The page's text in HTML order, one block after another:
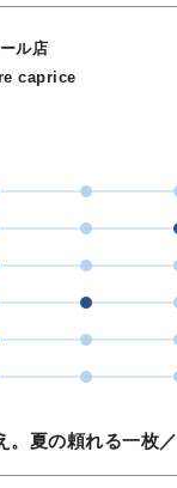
ル店
caprice
。夏の頼れる一枚／